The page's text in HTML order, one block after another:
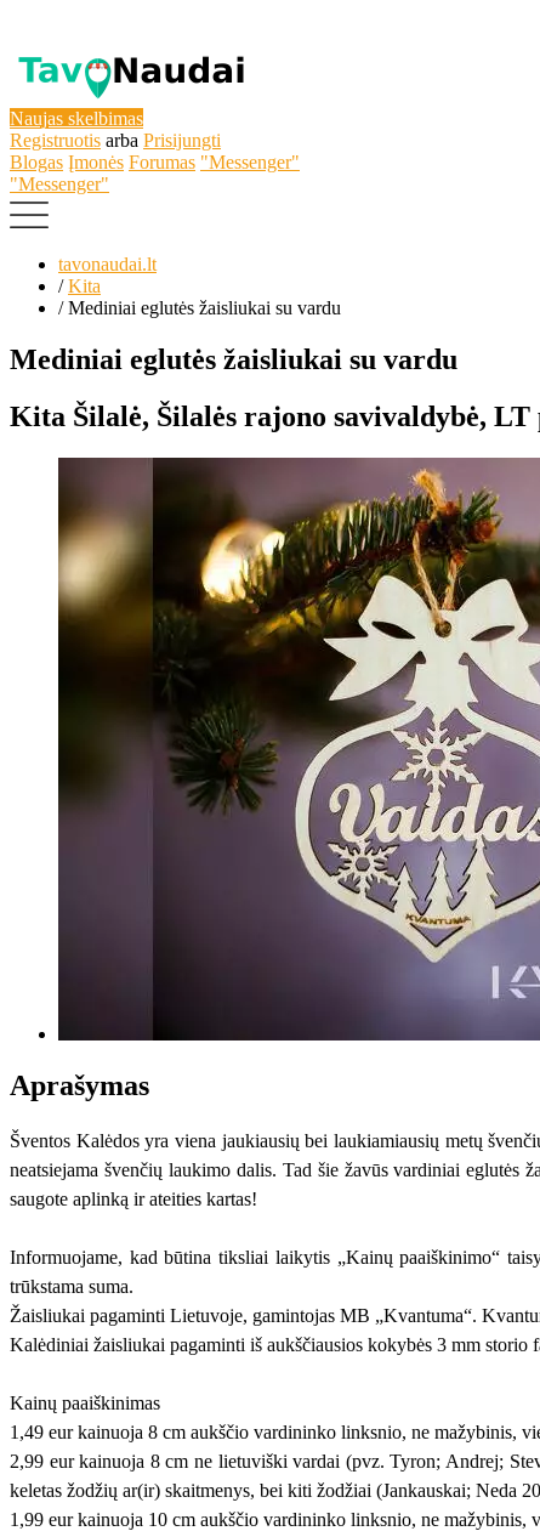
Naujas skelbimas
Registruotis arba Prisijungti
Blogas Įmonės Forumas "Messenger"
"Messenger"
tavonaudai.lt
/Kita
/Mediniai eglutės žaisliukai su vardu
Mediniai eglutės žaisliukai su vardu
Kita Šilalė, Šilalės rajono savivaldybė, LT
Aprašymas
Šventos Kalėdos yra viena jaukiausių bei laukiamiausių metų
neatsiejama švenčių laukimo dalis. Tad šie žavūs vardiniai
saugote aplinką ir ateities kartas!
Informuojame, kad būtina tiksliai laikytis „Kainų paaiškinimo“
trūkstama suma.
Žaisliukai pagaminti Lietuvoje, gamintojas MB „Kvantuma“.
Kalėdiniai žaisliukai pagaminti iš aukščiausios kokybės 3 mm
Kainų paaiškinimas
1,49 eur kainuoja 8 cm aukščio vardininko linksnio, ne mažybinis,
2,99 eur kainuoja 8 cm ne lietuviški vardai (pvz. Tyron; Andrej;
keletas žodžių ar(ir) skaitmenys, bei kiti žodžiai (Jankauskai; Neda
1,99 eur kainuoja 10 cm aukščio vardininko linksnio, ne mažybinis,